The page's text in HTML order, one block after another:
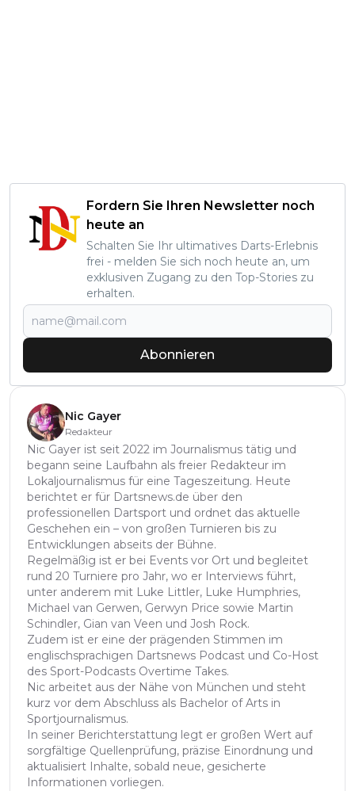
Fordern Sie Ihren Newsletter noch
heute an
Schalten Sie Ihr ultimatives Darts-Erlebnis
frei - melden Sie sich noch heute an, um
exklusiven Zugang zu den Top-Stories zu
erhalten.
Abonnieren
Nic Gayer
Redakteur
Nic Gayer ist seit 2022 im Journalismus tätig und
begann seine Laufbahn als freier Redakteur im
Lokaljournalismus für eine Tageszeitung. Heute
berichtet er für Dartsnews.de über den
professionellen Dartsport und ordnet das aktuelle
Geschehen ein – von großen Turnieren bis zu
Entwicklungen abseits der Bühne.
Regelmäßig ist er bei Events vor Ort und begleitet
rund 20 Turniere pro Jahr, wo er Interviews führt,
unter anderem mit Luke Littler, Luke Humphries,
Michael van Gerwen, Gerwyn Price sowie Martin
Schindler, Gian van Veen und Josh Rock.
Zudem ist er eine der prägenden Stimmen im
englischsprachigen Dartsnews Podcast und Co-Host
des Sport-Podcasts Overtime Takes.
Nic arbeitet aus der Nähe von München und steht
kurz vor dem Abschluss als Bachelor of Arts in
Sportjournalismus.
In seiner Berichterstattung legt er großen Wert auf
sorgfältige Quellenprüfung, präzise Einordnung und
aktualisiert Inhalte, sobald neue, gesicherte
Informationen vorliegen.